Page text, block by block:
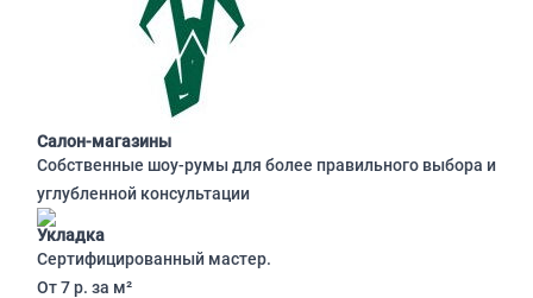
Салон-магазины
Собственные шоу-румы для более правильного выбора и
углубленной консультации
Укладка
Сертифицированный мастер.
От 7 р. за м²